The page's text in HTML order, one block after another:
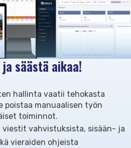
säästä aikaa!
hallinta vaatii tehokasta
poistaa manuaalisen työn
toiminnot.
vahvistuksista, sisään- ja
vieraiden ohjeista